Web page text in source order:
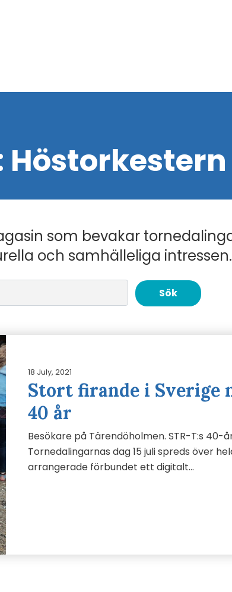
Höstorkestern
som bevakar
och samhälleliga intressen.
18 July, 2021
Stort firande i Sverige
40 år
Besökare på Tärendöholmen. STR-T:s 40-
Tornedalingarnas dag 15 juli spreds över
arrangerade förbundet ett digitalt…